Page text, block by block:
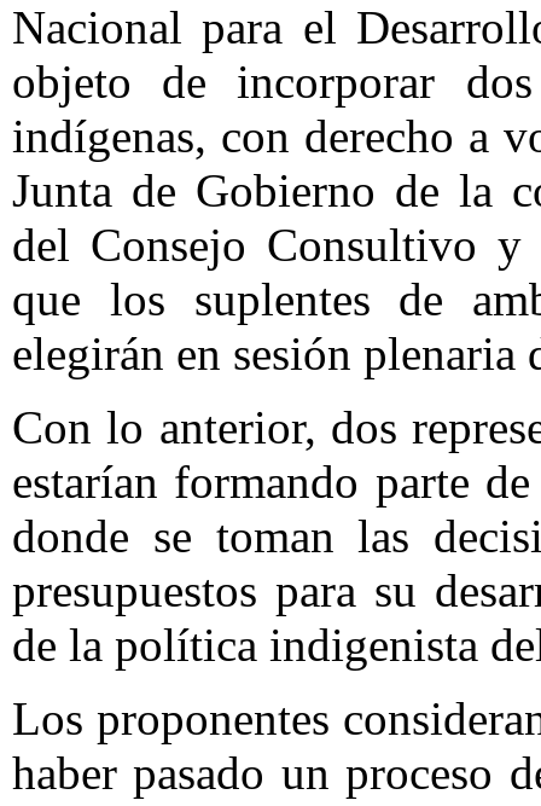
Nacional para el
objeto de incorporar
indígenas, con derecho a
Junta de Gobierno de la
del Consejo Consultivo
que los suplentes de
elegirán en sesión plenaria
Con lo anterior, dos
estarían formando parte
donde se toman las
presupuestos para su
de la política indigenista
Los proponentes
haber pasado un proceso